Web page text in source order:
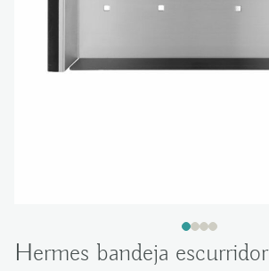
Hermes bandeja escurridor